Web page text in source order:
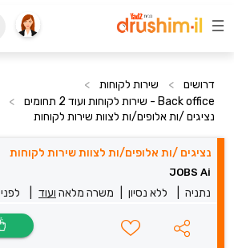
דרושים > שירות לקוחות
>
Back office - שירות לקוחות ועוד 2 תחומים
>
נציגים /ות אלופים/ות לצוות שירות לקוחות
נציגים /ות אלופים/ות לצוות שירות לקוחות
JOBS Ai
נתניה ללא נסיון משרה מלאה ועוד לפני 17 שעות